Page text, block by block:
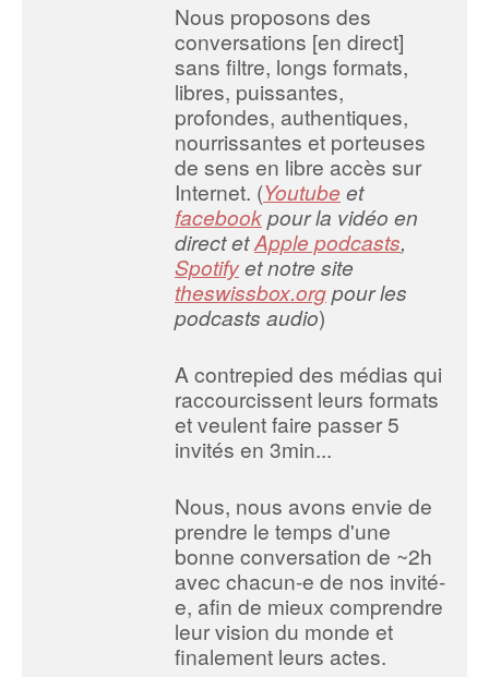
Nous proposons des
conversations [en direct]
sans filtre, longs formats,
libres, puissantes,
profondes, authentiques,
nourrissantes et porteuses
de sens en libre accès sur
Internet. (Youtube et
facebookpour la vidéo en
direct etApple podcasts,
Spotifyet notre site
theswissbox.orgpour les
podcasts audio)
A contrepied des médias qui
raccourcissent leurs formats
et veulent faire passer 5
invités en 3min...
Nous, nous avons envie de
prendre le temps d'une
bonne conversation de ~2h
avec chacun-e de nos invité-
e, afin de mieux comprendre
leur vision du monde et
finalement leurs actes.